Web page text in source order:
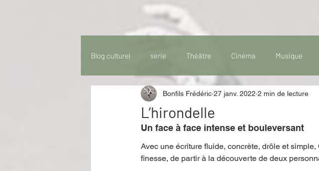
Blog culturel serie Théâtre Cinéma Musique
Idées Sorties Idée de voyage Fooding -
L’hirondelle
Bonfils Frédéric 27 janv. 2022 2 min de lecture
Un face à face intense et bouleversant
Avec une écriture fluide, concrète, drôle et simple,
finesse, de partir à la découverte de deux